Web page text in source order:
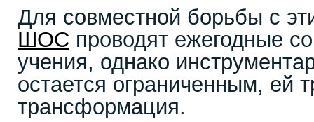
Для совместной борьбы с
ШОС проводят ежегодные
учения, однако
остается ограниченным, ей
трансформация.